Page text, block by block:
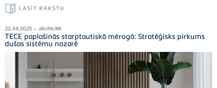
LASĪT RAKSTU
22.04.2025 – JAUNUMI
TECE paplašinās starptautiskā mērogā: Stratēģisks pirkums
dušas sistēmu nozarē